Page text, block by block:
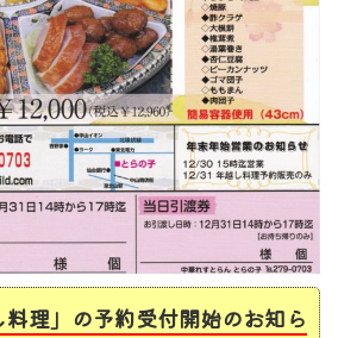
料理」の予約受付開始のお知ら